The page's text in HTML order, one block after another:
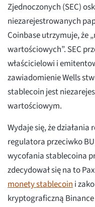
Zjednoczonych (SEC)
niezarejestrowanych
Coinbase utrzymuje, że
wartościowych”. SEC
właścicielowi i
zawiadomienie Wells
stablecoin jest
wartościowym.
Wydaje się, że
regulatora przeciwko
wycofania stablecoina
zdecydował się na to
monety stablecoini
kryptograficzną